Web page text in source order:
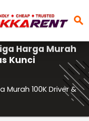
search
Harga Murah
Kunci
Murah 100K Driver &